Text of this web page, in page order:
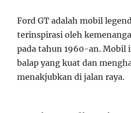
Ford GT adalah mobil
terinspirasi oleh
pada tahun 1960-an. Mobil
balap yang kuat dan
menakjubkan di jalan raya.